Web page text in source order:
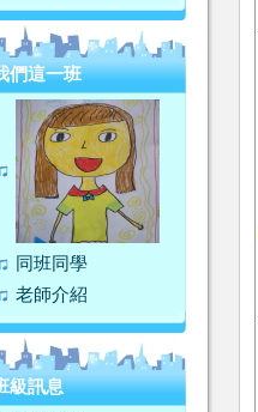
們這一班
同班同學
老師介紹
級訊息